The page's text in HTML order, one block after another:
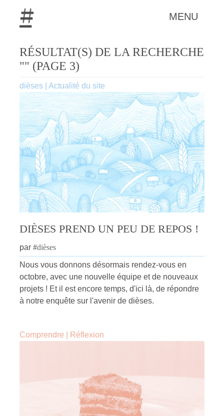
MENU
RÉSULTAT(S) DE LA RECHERCHE
"" (PAGE 3)
dièses Actualité du site
DIÈSES PREND UN PEU DE REPOS !
par #dièses
Nous vous donnons désormais rendez-vous en
octobre, avec une nouvelle équipe et de nouveaux
projets ! Et il est encore temps, d'ici là, de répondre
à notre enquête sur l'avenir de dièses.
Comprendre Réflexion